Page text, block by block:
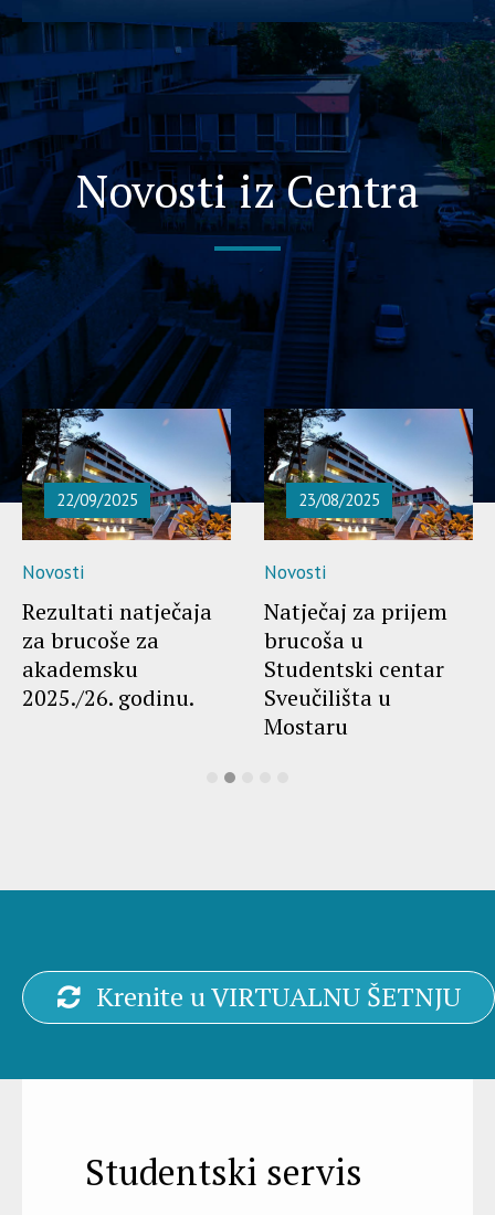
Novosti iz Centra
22/09/2025
Novosti
Rezultati natječaja
za brucoše za
akademsku
2025./26. godinu.
23/08/2025
Novosti
Natječaj za prijem
brucoša u
Studentski centar
Sveučilišta u
Mostaru
Krenite u VIRTUALNU ŠETNJU
Studentski servis